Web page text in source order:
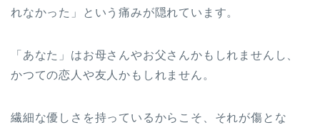
れなかった」という痛みが隠れています。
「あなた」はお母さんやお父さんかもしれませんし、
かつての恋人や友人かもしれません。
繊細な優しさを持っているからこそ、それが傷とな